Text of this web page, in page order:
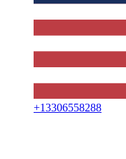
+13306558288